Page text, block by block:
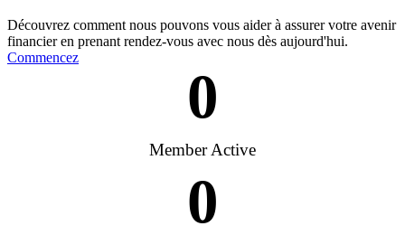
Découvrez comment nous pouvons vous aider à assurer votre avenir
financier en prenant rendez-vous avec nous dès aujourd'hui.
Commencez
Member Active
0
0